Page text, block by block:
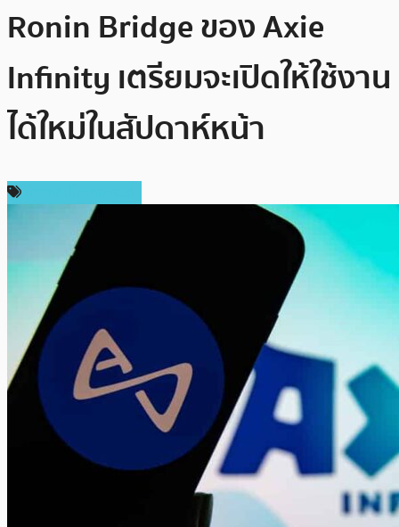
Ronin Bridge ของ Axie
Infinity เตรียมจะเปิดให้ใช้งาน
ได้ใหม่ในสัปดาห์หน้า